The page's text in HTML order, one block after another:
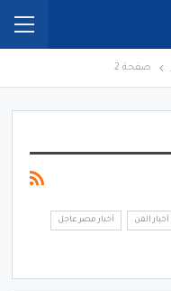
صفحة 2
أخبار الفن أخبار مصر عاجل